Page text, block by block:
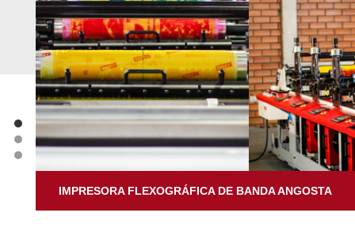
IMPRESORA FLEXOGRÁFICA DE BANDA ANGOSTA